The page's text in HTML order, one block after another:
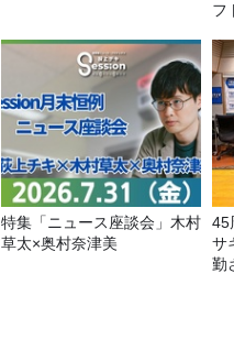
フ
特集「ニュース座談会」木村
草太×奥村奈津美
45
サ
勤